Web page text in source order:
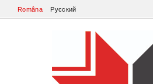
Româna Русский